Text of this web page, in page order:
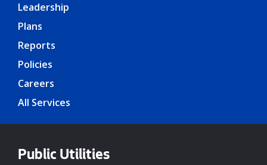
Leadership
Plans
Reports
Policies
Careers
All Services
Public Utilities